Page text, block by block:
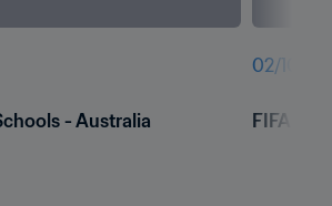
- Australia
02/10
FIFA